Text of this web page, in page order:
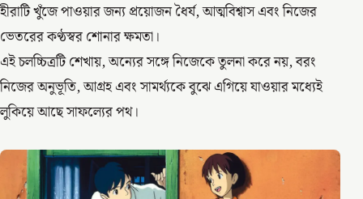
হীরাটি খুঁজে পাওয়ার জন্য প্রয়োজন ধৈর্য, আত্মবিশ্বাস এবং নিজের
ভেতরের কণ্ঠস্বর শোনার ক্ষমতা।
এই চলচ্চিত্রটি শেখায়, অন্যের সঙ্গে নিজেকে তুলনা করে নয়, বরং
নিজের অনুভূতি, আগ্রহ এবং সামর্থ্যকে বুঝে এগিয়ে যাওয়ার মধ্যেই
লুকিয়ে আছে সাফল্যের পথ।